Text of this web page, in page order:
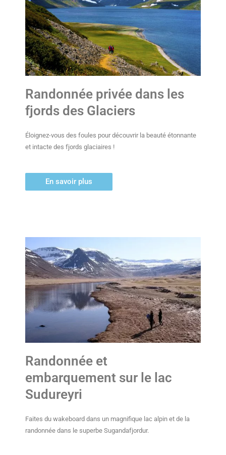
Randonnée privée dans les
fjords des Glaciers
Éloignez-vous des foules pour découvrir la beauté étonnante
et intacte des fjords glaciaires !
En savoir plus
Randonnée et
embarquement sur le lac
Sudureyri
Faites du wakeboard dans un magnifique lac alpin et de la
randonnée dans le superbe Sugandafjordur.